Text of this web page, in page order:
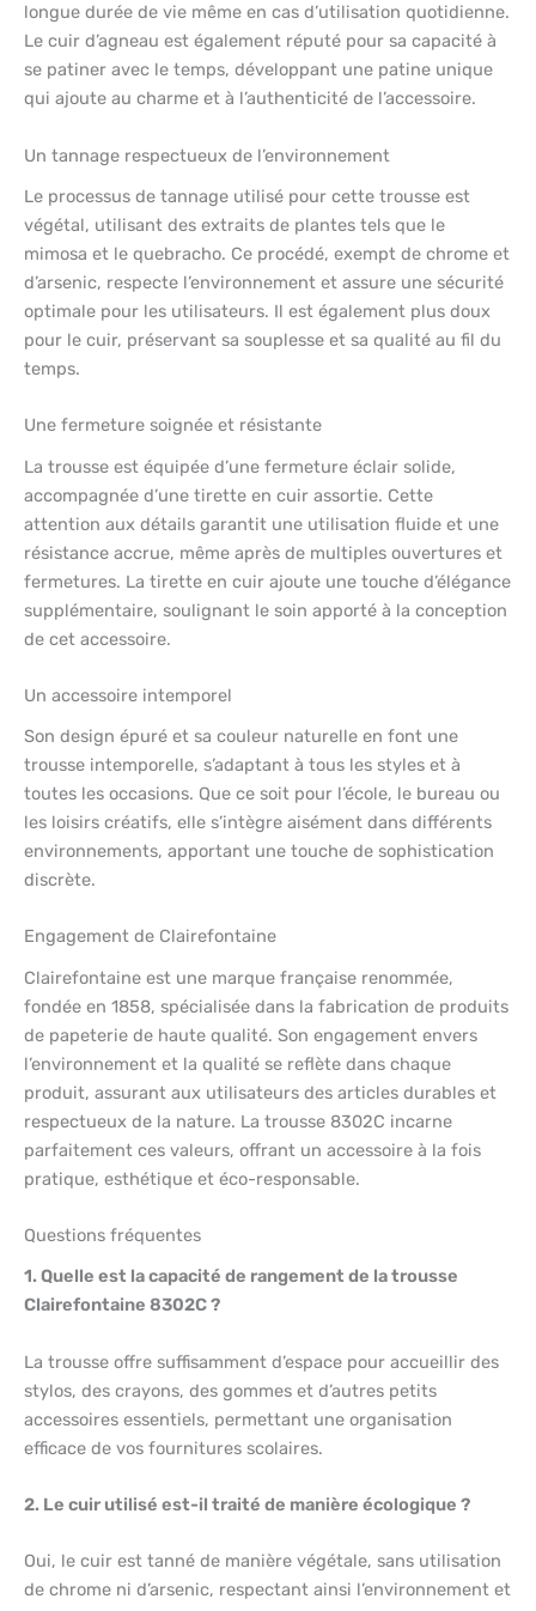
longue durée de vie même en cas d’utilisation quotidienne.
Le cuir d’agneau est également réputé pour sa capacité à
se patiner avec le temps, développant une patine unique
qui ajoute au charme et à l’authenticité de l’accessoire.
Un tannage respectueux de l’environnement
Le processus de tannage utilisé pour cette trousse est
végétal, utilisant des extraits de plantes tels que le
mimosa et le quebracho. Ce procédé, exempt de chrome et
d’arsenic, respecte l’environnement et assure une sécurité
optimale pour les utilisateurs. Il est également plus doux
pour le cuir, préservant sa souplesse et sa qualité au fil du
temps.
Une fermeture soignée et résistante
La trousse est équipée d’une fermeture éclair solide,
accompagnée d’une tirette en cuir assortie. Cette
attention aux détails garantit une utilisation fluide et une
résistance accrue, même après de multiples ouvertures et
fermetures. La tirette en cuir ajoute une touche d’élégance
supplémentaire, soulignant le soin apporté à la conception
de cet accessoire.
Un accessoire intemporel
Son design épuré et sa couleur naturelle en font une
trousse intemporelle, s’adaptant à tous les styles et à
toutes les occasions. Que ce soit pour l’école, le bureau ou
les loisirs créatifs, elle s’intègre aisément dans différents
environnements, apportant une touche de sophistication
discrète.
Engagement de Clairefontaine
Clairefontaine est une marque française renommée,
fondée en 1858, spécialisée dans la fabrication de produits
de papeterie de haute qualité. Son engagement envers
l’environnement et la qualité se reflète dans chaque
produit, assurant aux utilisateurs des articles durables et
respectueux de la nature. La trousse 8302C incarne
parfaitement ces valeurs, offrant un accessoire à la fois
pratique, esthétique et éco-responsable.
Questions fréquentes
1. Quelle est la capacité de rangement de la trousse
Clairefontaine 8302C ?
La trousse offre suffisamment d’espace pour accueillir des
stylos, des crayons, des gommes et d’autres petits
accessoires essentiels, permettant une organisation
efficace de vos fournitures scolaires.
2. Le cuir utilisé est-il traité de manière écologique ?
Oui, le cuir est tanné de manière végétale, sans utilisation
de chrome ni d’arsenic, respectant ainsi l’environnement et